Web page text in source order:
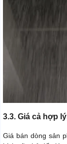
3.3. Giá cả hợp
Giá bán dòng sản